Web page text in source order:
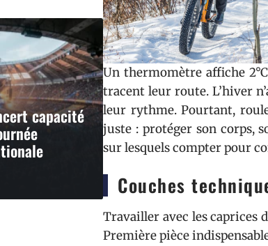
capacité
Un thermomètre affiche
tracent leur route. L’hiver
leur rythme. Pourtant,
juste : protéger son corps,
sur lesquels compter pour
Couches
Travailler avec les caprices
Première pièce